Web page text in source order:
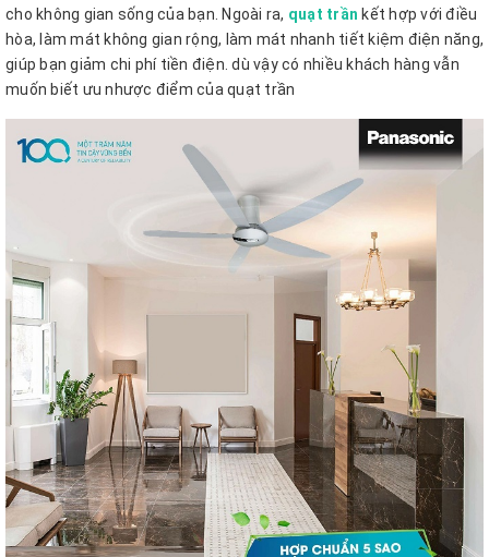
cho không gian sống của bạn. Ngoài ra, quạt trần kết hợp với điều
hòa, làm mát không gian rộng, làm mát nhanh tiết kiệm điện năng,
giúp bạn giảm chi phí tiền điện. dù vậy có nhiều khách hàng vẫn
muốn biết ưu nhược điểm của quạt trần